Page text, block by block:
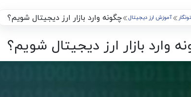
آموزش ارز دیجیتال چگونه وارد بازار ارز دیجیتال شویم؟
وارد بازار ارز دیجیتال شویم؟